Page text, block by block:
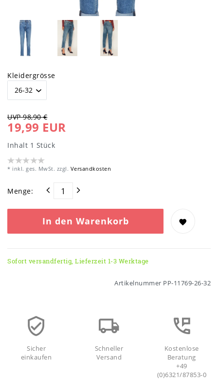
Kleidergrösse
UVP 98,90 €
19,99 EUR
Inhalt 1 Stück
* inkl. ges. MwSt. zzgl. Versandkosten
Menge:
In den Warenkorb
Sofort versandfertig, Lieferzeit 1-3 Werktage
Artikelnummer PP-11769-26-32
Sicher
einkaufen
Schneller
Versand
Kostenlose
Beratung
+49
(0)6321/87853-0